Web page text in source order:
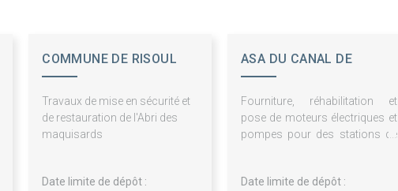
COMMUNE DE RISOUL
Travaux de mise en sécurité et
de restauration de l'Abri des
maquisards
Date limite de dépôt :
ASA DU CANAL DE
TROPEZ
Fourniture, réhabilitation et
pose de moteurs électriques et
pompes pour des stations de
Date limite de dépôt :